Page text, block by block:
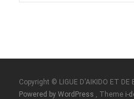
Copyright © LIGUE D'AIKIDO ET DE
Powered by WordPress
, Theme i-